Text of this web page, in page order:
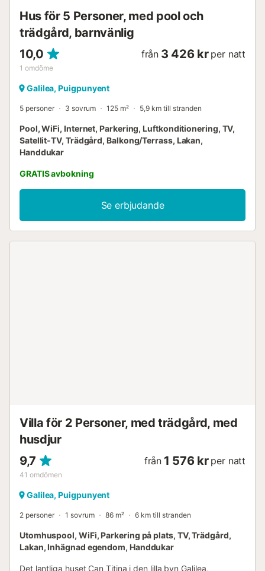
Hus för 5 Personer, med pool och
trädgård, barnvänlig
10,0
1 omdöme
från 3 426 kr per natt
Galilea, Puigpunyent
5 personer 3 sovrum 125 m² 5,9 km till stranden
Pool, WiFi, Internet, Parkering, Luftkonditionering, TV,
Satellit-TV, Trädgård, Balkong/Terrass, Lakan,
Handdukar
GRATIS avbokning
Se erbjudande
Villa för 2 Personer, med trädgård, med
husdjur
9,7
41 omdömen
från 1 576 kr per natt
Galilea, Puigpunyent
2 personer 1 sovrum 86 m² 6 km till stranden
Utomhuspool, WiFi, Parkering på plats, TV, Trädgård,
Lakan, Inhägnad egendom, Handdukar
Det lantliga huset Can Titina i den lilla byn Galilea,